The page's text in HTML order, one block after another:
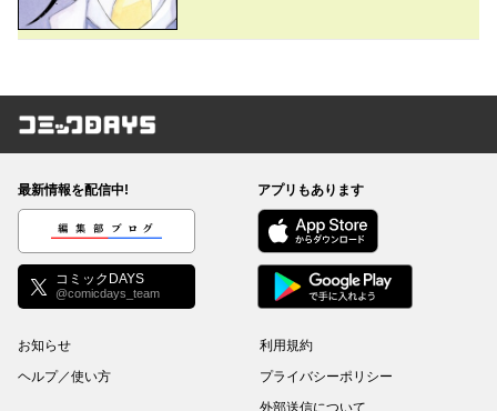
コミックDAYS
最新情報を配信中!
編集部ブログ
コミックDAYS
@comicdays_team
アプリもあります
お知らせ
ヘルプ／使い方
利用規約
プライバシーポリシー
外部送信について